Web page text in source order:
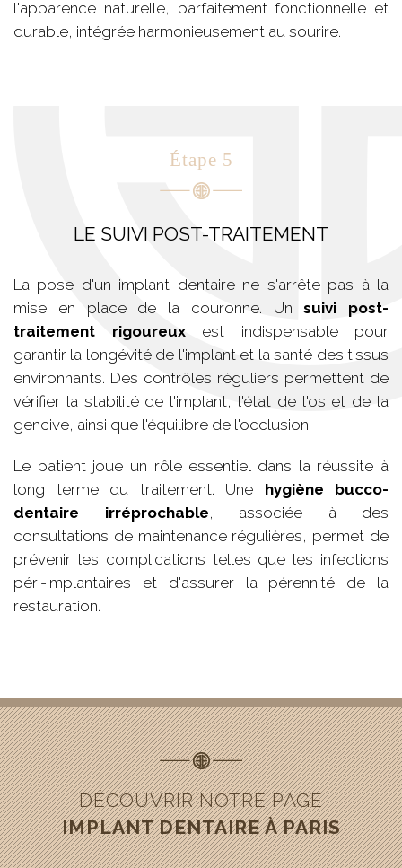
l'apparence naturelle, parfaitement fonctionnelle et
durable, intégrée harmonieusement au sourire.
Étape 5
LE SUIVI POST-TRAITEMENT
La pose d'un implant dentaire ne s'arrête pas à la
mise en place de la couronne. Unsuivi post-
traitement rigoureuxest indispensable pour
garantir la longévité de l'implant et la santé des tissus
environnants. Des contrôles réguliers permettent de
vérifier la stabilité de l'implant, l'état de l'os et de la
gencive, ainsi que l'équilibre de l'occlusion.
Le patient joue un rôle essentiel dans la réussite à
long terme du traitement. Une hygiène bucco-
dentaire irréprochable, associée à des
consultations de maintenance régulières, permet de
prévenir les complications telles que les infections
péri-implantaires et d'assurer la pérennité de la
restauration.
DÉCOUVRIR NOTRE PAGE
IMPLANT DENTAIRE À PARIS